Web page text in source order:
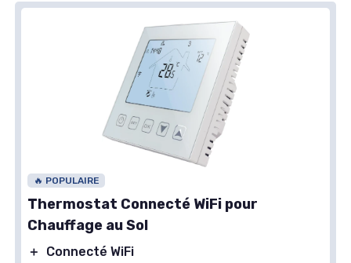
🔥 POPULAIRE
Thermostat Connecté WiFi pour
Chauffage au Sol
＋
Connecté WiFi